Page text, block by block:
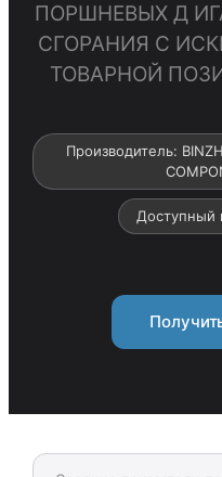
ПОРШНЕВЫХ Д
СГОРАНИЯ С
ТОВАРНОЙ
Производитель:
Доступный